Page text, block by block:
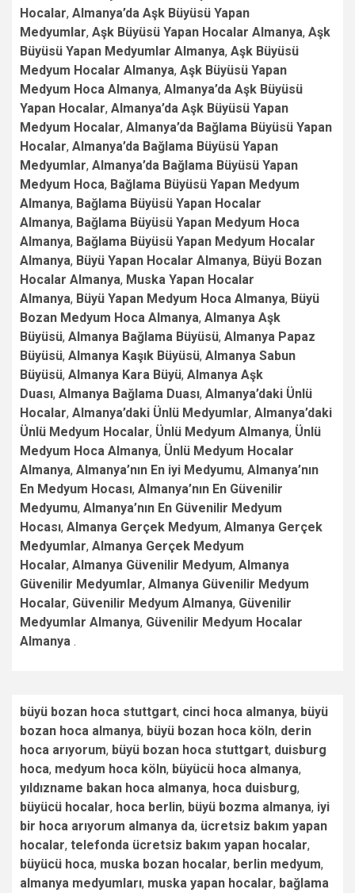
Hocalar, Almanya’da Aşk Büyüsü Yapan
Medyumlar, Aşk Büyüsü Yapan Hocalar Almanya, Aşk
Büyüsü Yapan Medyumlar Almanya, Aşk Büyüsü
Medyum Hocalar Almanya, Aşk Büyüsü Yapan
Medyum Hoca Almanya, Almanya’da Aşk Büyüsü
Yapan Hocalar, Almanya’da Aşk Büyüsü Yapan
Medyum Hocalar, Almanya’da Bağlama Büyüsü Yapan
Hocalar, Almanya’da Bağlama Büyüsü Yapan
Medyumlar, Almanya’da Bağlama Büyüsü Yapan
Medyum Hoca, Bağlama Büyüsü Yapan Medyum
Almanya, Bağlama Büyüsü Yapan Hocalar
Almanya, Bağlama Büyüsü Yapan Medyum Hoca
Almanya, Bağlama Büyüsü Yapan Medyum Hocalar
Almanya, Büyü Yapan Hocalar Almanya, Büyü Bozan
Hocalar Almanya, Muska Yapan Hocalar
Almanya, Büyü Yapan Medyum Hoca Almanya, Büyü
Bozan Medyum Hoca Almanya, Almanya Aşk
Büyüsü, Almanya Bağlama Büyüsü, Almanya Papaz
Büyüsü, Almanya Kaşık Büyüsü, Almanya Sabun
Büyüsü, Almanya Kara Büyü, Almanya Aşk
Duası, Almanya Bağlama Duası, Almanya’daki Ünlü
Hocalar, Almanya’daki Ünlü Medyumlar, Almanya’daki
Ünlü Medyum Hocalar, Ünlü Medyum Almanya, Ünlü
Medyum Hoca Almanya, Ünlü Medyum Hocalar
Almanya, Almanya’nın En iyi Medyumu, Almanya’nın
En Medyum Hocası, Almanya’nın En Güvenilir
Medyumu, Almanya’nın En Güvenilir Medyum
Hocası, Almanya Gerçek Medyum, Almanya Gerçek
Medyumlar, Almanya Gerçek Medyum
Hocalar, Almanya Güvenilir Medyum, Almanya
Güvenilir Medyumlar, Almanya Güvenilir Medyum
Hocalar, Güvenilir Medyum Almanya, Güvenilir
Medyumlar Almanya, Güvenilir Medyum Hocalar
Almanya .
büyü bozan hoca stuttgart, cinci hoca almanya, büyü
bozan hoca almanya, büyü bozan hoca köln, derin
hoca arıyorum, büyü bozan hoca stuttgart, duisburg
hoca, medyum hoca köln, büyücü hoca almanya,
yıldızname bakan hoca almanya, hoca duisburg,
büyücü hocalar, hoca berlin, büyü bozma almanya, iyi
bir hoca arıyorum almanya da, ücretsiz bakım yapan
hocalar, telefonda ücretsiz bakım yapan hocalar,
büyücü hoca, muska bozan hocalar, berlin medyum,
almanya medyumları, muska yapan hocalar, bağlama